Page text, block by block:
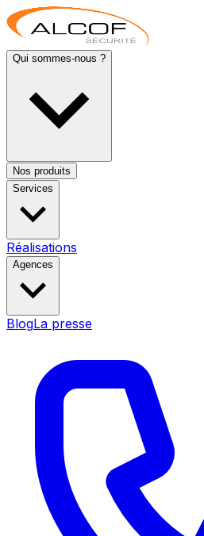
Qui sommes-nous ?
Nos produits
Services
Réalisations
Agences
BlogLa presse